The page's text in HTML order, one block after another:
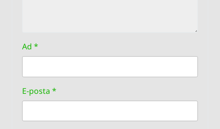
Ad *
E-posta *